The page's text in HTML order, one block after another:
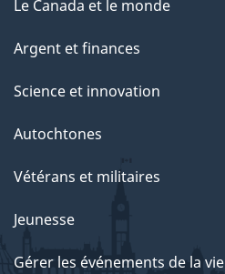
Le Canada et le monde
Argent et finances
Science et innovation
Autochtones
Vétérans et militaires
Jeunesse
Gérer les événements de la vie